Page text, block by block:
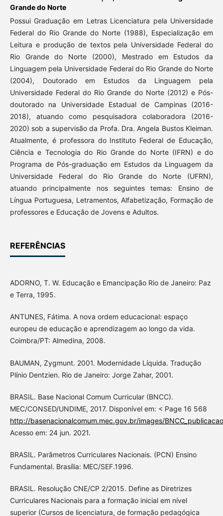
Grande do Norte
Possui Graduação em Letras Licenciatura pela Universidade
Federal do Rio Grande do Norte (1988), Especialização em
Leitura e produção de textos pela Universidade Federal do
Rio Grande do Norte (2000), Mestrado em Estudos da
Linguagem pela Universidade Federal do Rio Grande do Norte
(2004), Doutorado em Estudos da Linguagem pela
Universidade Federal do Rio Grande do Norte (2012) e Pós-
doutorado na Universidade Estadual de Campinas (2016-
2018), atuando como pesquisadora colaboradora (2016-
2020) sob a supervisão da Profa. Dra. Angela Bustos Kleiman.
Atualmente, é professora do Instituto Federal de Educação,
Ciência e Tecnologia do Rio Grande do Norte (IFRN) e do
Programa de Pós-graduação em Estudos da Linguagem da
Universidade Federal do Rio Grande do Norte (UFRN),
atuando principalmente nos seguintes temas: Ensino de
Língua Portuguesa, Letramentos, Alfabetização, Formação de
professores e Educação de Jovens e Adultos.
REFERÊNCIAS
ADORNO, T. W. Educação e Emancipação Rio de Janeiro: Paz
e Terra, 1995.
ANTUNES, Fátima. A nova ordem educacional: espaço
europeu de educação e aprendizagem ao longo da vida.
Coimbra/PT: Almedina, 2008.
BAUMAN, Zygmunt. 2001. Modernidade Líquida. Tradução
Plínio Dentzien. Rio de Janeiro: Jorge Zahar, 2001.
BRASIL. Base Nacional Comum Curricular (BNCC).
MEC/CONSED/UNDIME, 2017. Disponível em: < Page 16 568
http://basenacionalcomum.mec.gov.br/images/
Acesso em: 24 jun. 2021.
BRASIL. Parâmetros Curriculares Nacionais. (PCN) Ensino
Fundamental. Brasília: MEC/SEF.1996.
BRASIL. Resolução CNE/CP 2/2015. Define as Diretrizes
Curriculares Nacionais para a formação inicial em nível
superior (Cursos de licenciatura, de formação pedagógica